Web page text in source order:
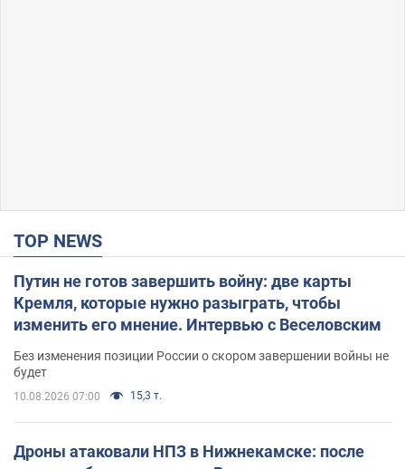
TOP NEWS
Путин не готов завершить войну: две карты
Кремля, которые нужно разыграть, чтобы
изменить его мнение. Интервью с Веселовским
Без изменения позиции России о скором завершении войны не
будет
10.08.2026 07:00 15,3 т.
Дроны атаковали НПЗ в Нижнекамске: после